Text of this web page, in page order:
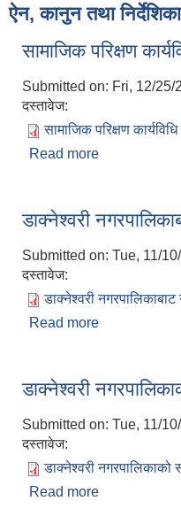
ऐन, कानुन तथा निर्देशिका
सामाजिक परिक्षण
Submitted on: Fri, 12/25/
दस्तावेज:
सामाजिक परिक्षण
Read more
डाक्नेश्वरी
Submitted on: Tue, 11/
दस्तावेज:
डाक्नेश्वरी
Read more
डाक्नेश्वरी
Submitted on: Tue, 11/
दस्तावेज:
डाक्नेश्वरी
Read more